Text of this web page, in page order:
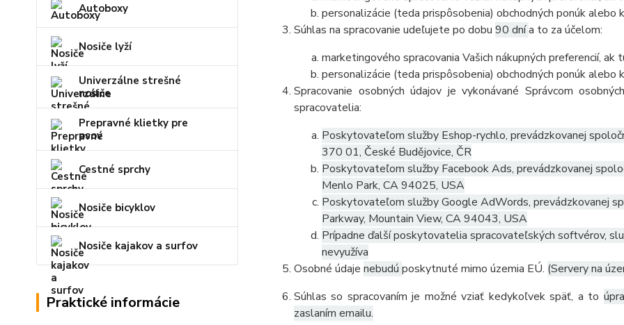
Autoboxy
Nosiče lyží
Univerzálne strešné
nosiče
Prepravné klietky pre
psov
Cestné sprchy
Nosiče bicyklov
Nosiče kajakov a surfov
Praktické informácie
personalizácie (teda prispôsobenia) obchodných ponúk alebo
Súhlas na spracovanie udeľujete po dobu 90 dnía to za účelom:
marketingového spracovania Vašich nákupných preferencií,
personalizácie (teda prispôsobenia) obchodných ponúk
Spracovanie osobných údajov je vykonávané Správcom
spracovatelia:
Poskytovateľom služby Eshop-rychlo, prevádzkovanej
370 01, České Budějovice, ČR
Poskytovateľom služby Facebook Ads, prevádzkovanej
Menlo Park, CA 94025, USA
Poskytovateľom služby Google AdWords, prevádzkovanej
Parkway, Mountain View, CA 94043, USA
Prípadne ďalší poskytovatelia spracovateľských softvérov,
nevyužíva
Osobné údaje nebudú poskytnuté mimo územia EÚ. (Servery na
Súhlas so spracovaním je možné vziať kedykoľvek späť, a to
zaslaním emailu.